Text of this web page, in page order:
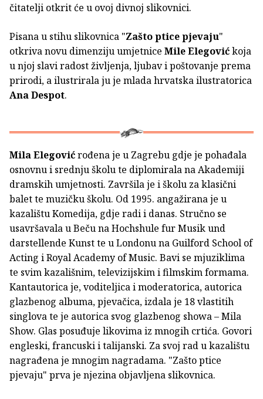
čitatelji otkrit će u ovoj divnoj slikovnici.
Pisana u stihu slikovnica "Zašto ptice pjevaju"
otkriva novu dimenziju umjetnice Mile Elegovićkoja
u njoj slavi radost življenja, ljubav i poštovanje prema
prirodi, a ilustrirala ju je mlada hrvatska ilustratorica
Ana Despot.
Mila Elegovićrođena je u Zagrebu gdje je pohađala
osnovnu i srednju školu te diplomirala na Akademiji
dramskih umjetnosti. Završila je i školu za klasični
balet te muzičku školu. Od 1995. angažirana je u
kazalištu Komedija, gdje radi i danas. Stručno se
usavršavala u Beču na Hochshule fur Musik und
darstellende Kunst te u Londonu na Guilford School of
Acting i Royal Academy of Music. Bavi se mjuziklima
te svim kazališnim, televizijskim i filmskim formama.
Kantautorica je, voditeljica i moderatorica, autorica
glazbenog albuma, pjevačica, izdala je 18 vlastitih
singlova te je autorica svog glazbenog showa – Mila
Show. Glas posuđuje likovima iz mnogih crtića. Govori
engleski, francuski i talijanski. Za svoj rad u kazalištu
nagrađena je mnogim nagradama. "Zašto ptice
pjevaju" prva je njezina objavljena slikovnica.